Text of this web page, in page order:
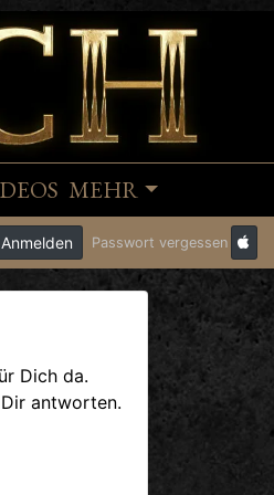
MEHR
Anmelden Passwort vergessen
Dich da.
antworten.